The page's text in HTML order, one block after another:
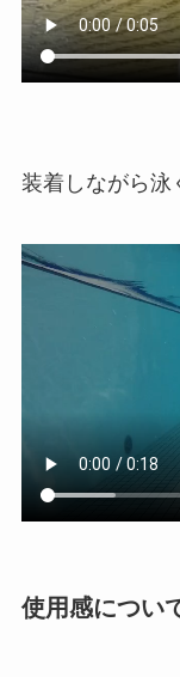
装着しながら泳
使用感につい